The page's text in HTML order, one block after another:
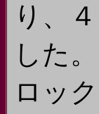
り、
した
ロッ